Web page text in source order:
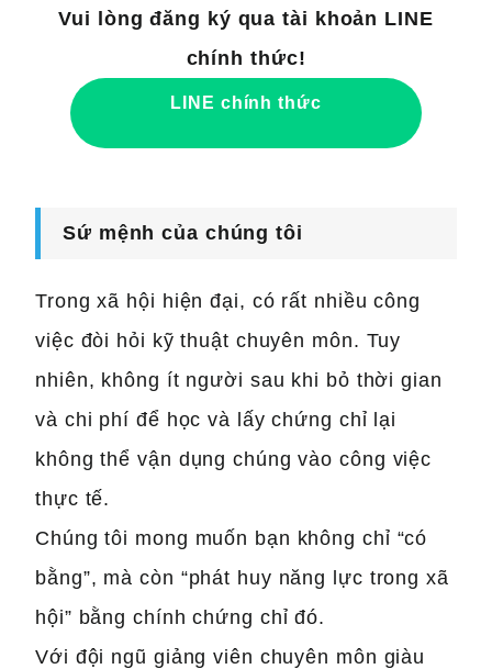
Vui lòng đăng ký qua tài khoản LINE
chính thức!
LINE chính thức
Sứ mệnh của chúng tôi
Trong xã hội hiện đại, có rất nhiều công
việc đòi hỏi kỹ thuật chuyên môn. Tuy
nhiên, không ít người sau khi bỏ thời gian
và chi phí để học và lấy chứng chỉ lại
không thể vận dụng chúng vào công việc
thực tế.
Chúng tôi mong muốn bạn không chỉ “có
bằng”, mà còn “phát huy năng lực trong xã
hội” bằng chính chứng chỉ đó.
Với đội ngũ giảng viên chuyên môn giàu